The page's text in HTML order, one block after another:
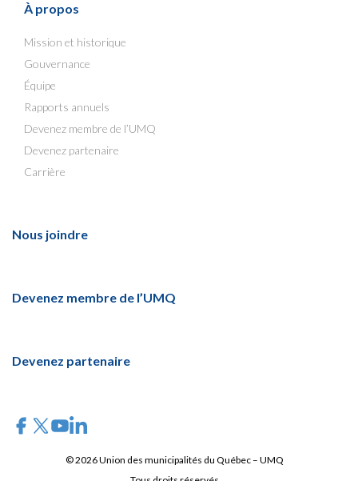
À propos
Mission et historique
Gouvernance
Équipe
Rapports annuels
Devenez membre de l’UMQ
Devenez partenaire
Carrière
Nous joindre
Devenez membre de l’UMQ
Devenez partenaire
© 2026 Union des municipalités du Québec – UMQ